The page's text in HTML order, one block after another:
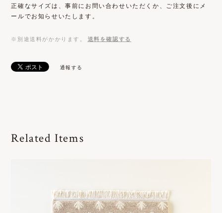
正確なサイズは、事前にお問い合わせいただくか、ご注文後にメ
ールでお知らせいたします。
※別途送料がかかります。 送料を確認する
通報する
Related Items